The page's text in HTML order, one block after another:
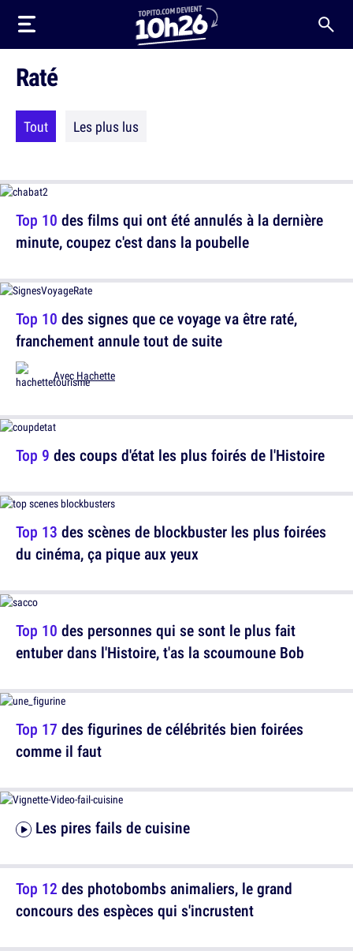
Raté
Tout Les plus lus
Top 10 des films qui ont été annulés à la dernière
minute, coupez c'est dans la poubelle
Top 10 des signes que ce voyage va être raté,
franchement annule tout de suite
Avec Hachette
Top 13 des scènes de blockbuster les plus foirées
du cinéma, ça pique aux yeux
Top 17 des figurines de célébrités bien foirées
comme il faut
Top 9 des coups d'état les plus foirés de l'Histoire
Top 10 des personnes qui se sont le plus fait
entuber dans l'Histoire, t'as la scoumoune Bob
Les pires fails de cuisine
Top 12 des photobombs animaliers, le grand
concours des espèces qui s'incrustent